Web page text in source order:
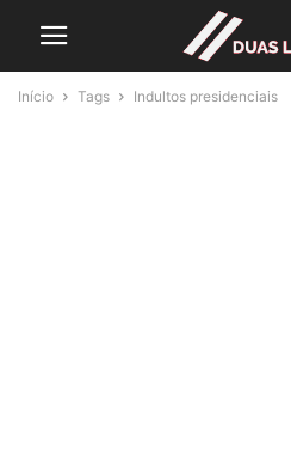
Início Tags Indultos presidenciais